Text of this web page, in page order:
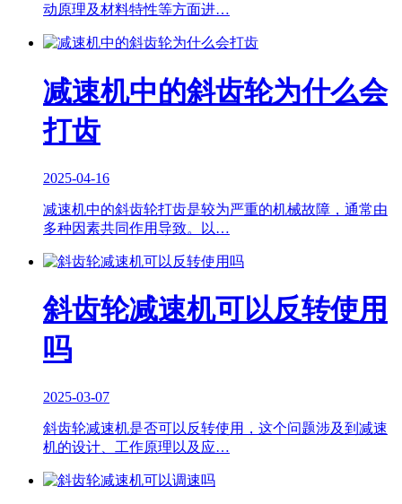
动原理及材料特性等方面进…
减速机中的斜齿轮为什么会
打齿
2025-04-16
减速机中的斜齿轮打齿是较为严重的机械故障，通常由
多种因素共同作用导致。以…
斜齿轮减速机可以反转使用
吗
2025-03-07
斜齿轮减速机是否可以反转使用，这个问题涉及到减速
机的设计、工作原理以及应…